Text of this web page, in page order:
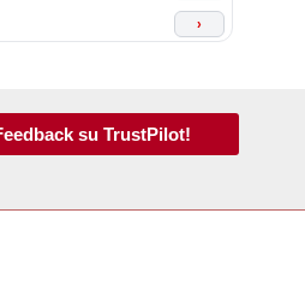
›
su TrustPilot!